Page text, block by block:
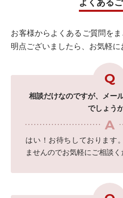
よくある
お客様からよくあるご質問をま
明点ございましたら、お気軽に
相談だけなのですが、メー
でしょうか
はい！お待ちしております
ませんのでお気軽にご相談く